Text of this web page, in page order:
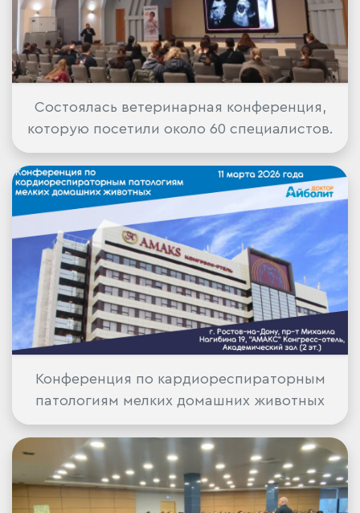
Состоялась ветеринарная конференция,
которую посетили около 60 специалистов.
Конференция по кардиореспираторным
патологиям мелких домашних животных